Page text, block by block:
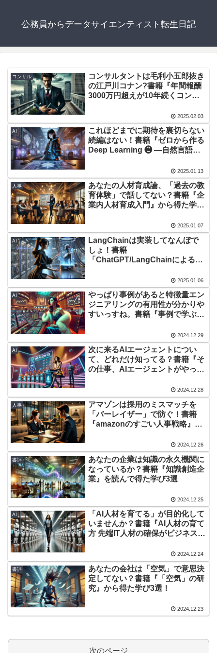
公務員からデータサイエンティスト転生日記
コンサル
コンサルタントは毛利小五郎抜き
の江戸川コナン?書籍『年間報酬
3000万円超えが10年続くコンサ
2025.02.03
AI
これほどまでに期待を裏切らない
続編はない！書籍『ゼロから作る
Deep Learning ❷ ―自然言語処
2025.01.13
人事
あなたの人材育成論、「過去の教
育体験」で話してない？書籍『企
業内人材育成入門』から得た学び
2025.01.07
AI
LangChainは実装してなんぼで
しょ！書籍
「ChatGPT/LangChainによるチ
門」から得た学び3選 〜 書籍とは
違う実装してみた 〜
2025.01.06
AI
やっぱり事例があると特徴量エン
ジニアリングの有用性が分かりや
すいっすね。書籍『事例で学ぶ特
2024.12.29
AI
次に来るAIエージェントについ
て、どれだけ知ってる？書籍『そ
の仕事、AIエージェントがやって
に来る自律型AI革命』から得た学
び
2024.12.28
人事
アマゾンは採用のミスマッチを
「バーレイザー」で防ぐ！書籍
『amazonのすごい人事戦略』か
2024.12.26
書評
あなたの企業は知識の永久機関に
なっているか？書籍『知識創造企
業』を読んで得た学び3選
2024.12.25
AI
「AI人材を育てる」が目的化して
いませんか？書籍『AI人材の育て
方 先端IT人材の確保がビジネス成
2024.12.24
書評
あなたの会社は「空気」で意思決
定してない？書籍『「空気」の研
究』から得た学び3選！
2024.12.23
次のページ